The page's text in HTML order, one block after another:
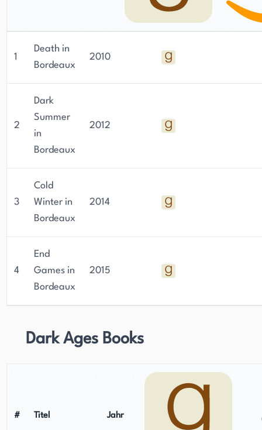
erscheinen in The Scotsman, The Sunday Times
(Schottland) und der Scottish Daily Mail, wo er
seine einzigartige Perspektive auf aktuelle
Ereignisse und kulturelle Themen bietet.
1
Death in
Bordeaux
2010
2
Dark
Summer
in
Bordeaux
2012
3
Cold
Winter in
Bordeaux
2014
4
End
Games in
Bordeaux
2015
Dark Ages Books
# Titel Jahr